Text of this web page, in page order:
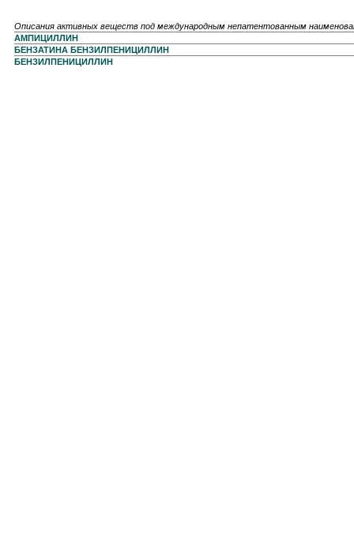
Описания активных веществ под международным непатентованным
АМПИЦИЛЛИН
БЕНЗАТИНА БЕНЗИЛПЕНИЦИЛЛИН
БЕНЗИЛПЕНИЦИЛЛИН